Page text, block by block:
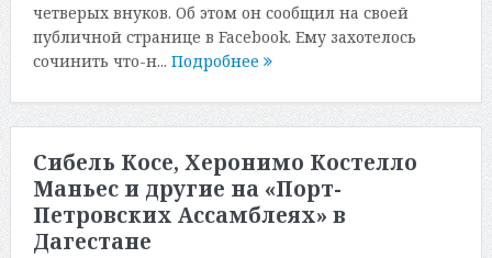
четверых внуков. Об этом он сообщил на своей
публичной странице в Facebook. Ему захотелось
сочинить что-н... Подробнее
Сибель Косе, Херонимо Костелло
Маньес и другие на «Порт-
Петровских Ассамблеях» в
Дагестане